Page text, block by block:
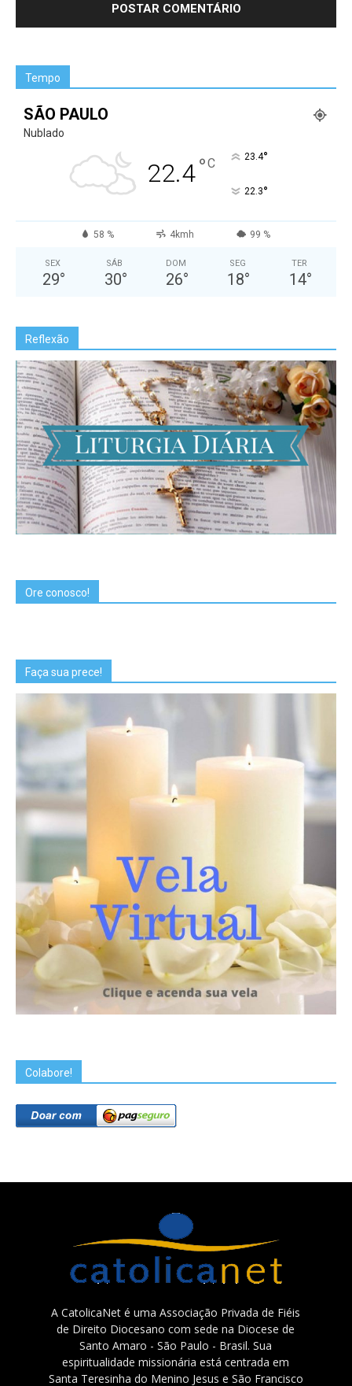
Tempo
SÃO PAULO
Nublado
22.4°C 23.4°
22.3°
58 % 4kmh 99 %
SEX
29°
SÁB
30°
DOM
26°
SEG
18°
TER
14°
Reflexão
Ore conosco!
Faça sua prece!
Colabore!
A CatolicaNet é uma Associação Privada de Fiéis
de Direito Diocesano com sede na Diocese de
Santo Amaro - São Paulo - Brasil. Sua
espiritualidade missionária está centrada em
Santa Teresinha do Menino Jesus e São Francisco